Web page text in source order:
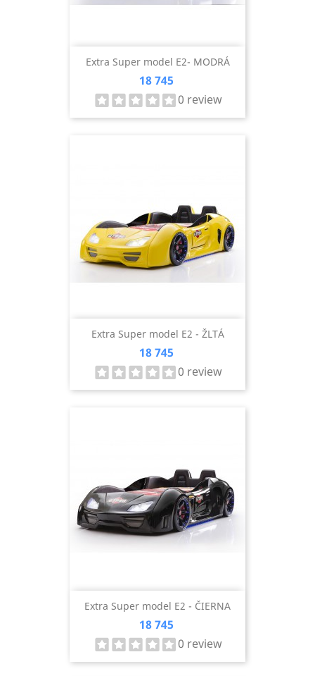
Extra Super model E2- MODRÁ
Cena
18 745
0 review
Extra Super model E2 - ŽLTÁ
Cena
18 745
0 review
Extra Super model E2 - ČIERNA
Cena
18 745
0 review